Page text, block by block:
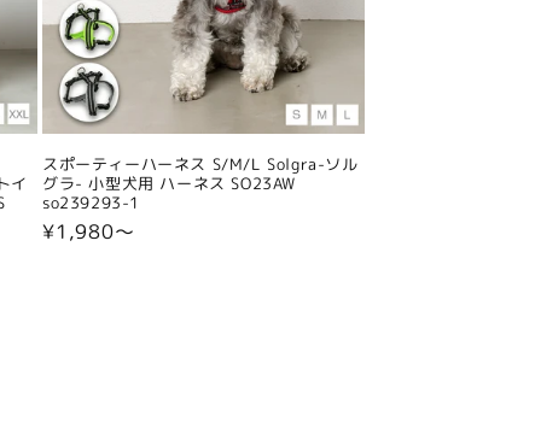
イ
スポーティーハーネス S/M/L Solgra-ソル
グラ- 小型犬用 ハーネス SO23AW
so239293-1
通
¥1,980〜